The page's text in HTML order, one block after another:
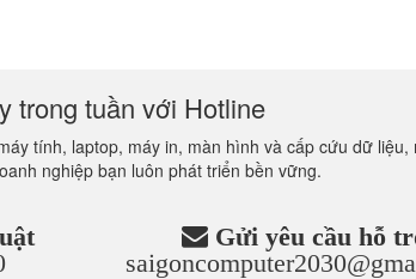
trong tuần với Hotline
tính, laptop, máy in, màn hình và cấp cứu dữ liệu,
nghiệp bạn luôn phát triển bền vững.
Gửi yêu cầu hỗ